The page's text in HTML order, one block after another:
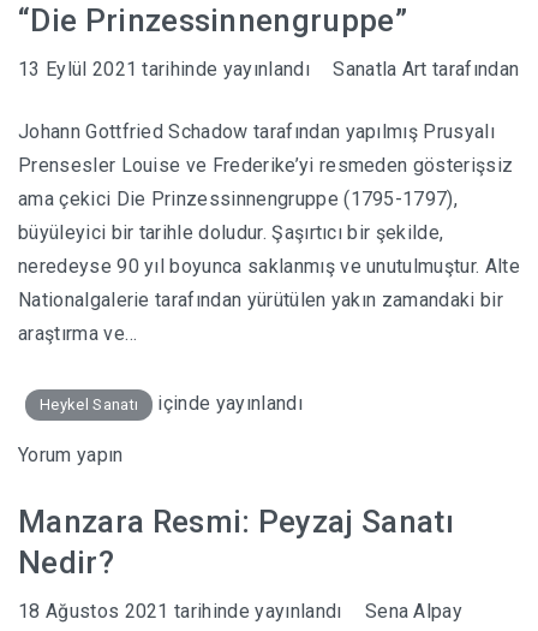
“Die Prinzessinnengruppe”
13 Eylül 2021 tarihinde yayınlandı Sanatla Art tarafından
Johann Gottfried Schadow tarafından yapılmış Prusyalı
Prensesler Louise ve Frederike’yi resmeden gösterişsiz
ama çekici Die Prinzessinnengruppe (1795-1797),
büyüleyici bir tarihle doludur. Şaşırtıcı bir şekilde,
neredeyse 90 yıl boyunca saklanmış ve unutulmuştur. Alte
Nationalgalerie tarafından yürütülen yakın zamandaki bir
araştırma ve…
Heykel Sanatı içinde yayınlandı
Yorum yapın
Manzara Resmi: Peyzaj Sanatı
Nedir?
18 Ağustos 2021 tarihinde yayınlandı
Sena Alpay